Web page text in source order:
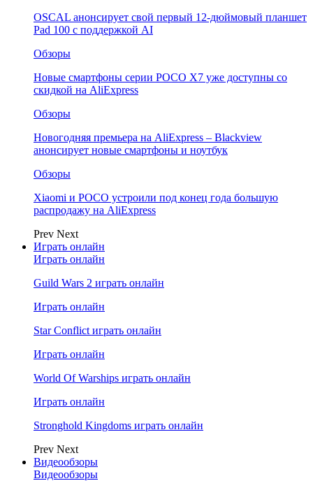
OSCAL анонсирует свой первый 12-дюймовый планшет
Pad 100 с поддержкой AI
Обзоры
Новые смартфоны серии POCO X7 уже доступны со
скидкой на AliExpress
Обзоры
Новогодняя премьера на AliExpress – Blackview
анонсирует новые смартфоны и ноутбук
Обзоры
Xiaomi и POCO устроили под конец года большую
распродажу на AliExpress
Prev Next
Играть онлайн
Играть онлайн
Guild Wars 2 играть онлайн
Играть онлайн
Star Conflict играть онлайн
Играть онлайн
World Of Warships играть онлайн
Играть онлайн
Stronghold Kingdoms играть онлайн
Prev Next
Видеообзоры
Видеообзоры